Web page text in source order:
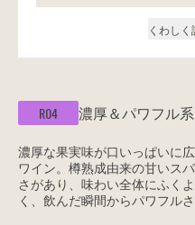
くわし
R04 濃厚＆パワフル系
濃厚な果実味が口いっぱいに
ワイン。樽熟成由来の甘いス
さがあり、味わい全体にふく
く、飲んだ瞬間からパワフルさ